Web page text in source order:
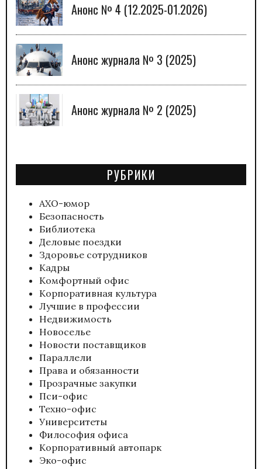
Анонс № 4 (12.2025-01.2026)
Анонс журнала № 3 (2025)
Анонс журнала № 2 (2025)
РУБРИКИ
АХО-юмор
Безопасность
Библиотека
Деловые поездки
Здоровье сотрудников
Кадры
Комфортный офис
Корпоративная культура
Лучшие в профессии
Недвижимость
Новоселье
Новости поставщиков
Параллели
Права и обязанности
Прозрачные закупки
Пси-офис
Техно-офис
Университеты
Философия офиса
Корпоративный автопарк
Эко-офис